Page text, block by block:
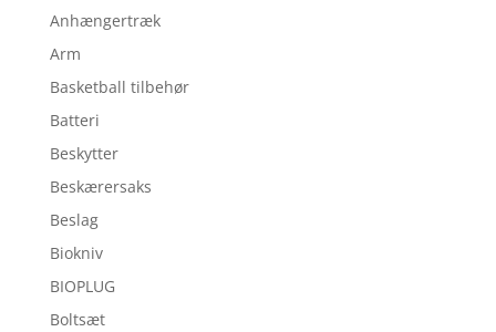
Anhængertræk
Arm
Basketball tilbehør
Batteri
Beskytter
Beskærersaks
Beslag
Biokniv
BIOPLUG
Boltsæt